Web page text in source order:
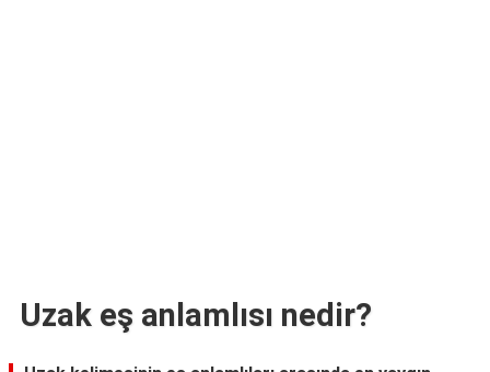
Uzak eş anlamlısı nedir?